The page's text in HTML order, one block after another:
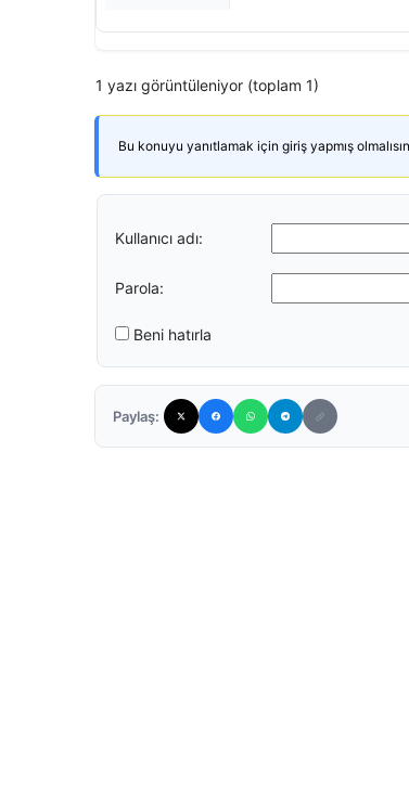
1 yazı görüntüleniyor (toplam 1)
Bu konuyu yanıtlamak için giriş yapmış
Kullanıcı adı:
Parola:
Beni hatırla
Paylaş: